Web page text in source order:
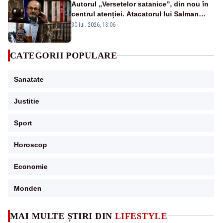
MAI MULTE ȘTIRI DIN LIFESTYLE
Autorul „Versetelor satanice”, din nou în
centrul atenției. Atacatorul lui Salman
Rushdie, condamnat pentru terorism: ce
30 iul. 2026, 13:06
CATEGORII POPULARE
Sanatate
Justitie
Sport
Horoscop
Economie
Monden